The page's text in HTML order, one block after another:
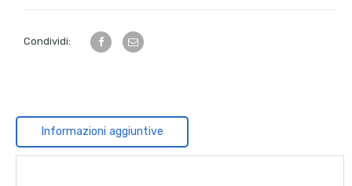
Condividi:
Informazioni aggiuntive